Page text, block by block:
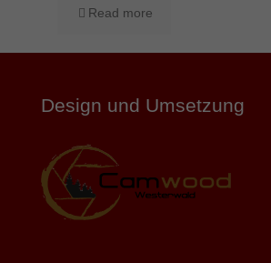
Read more
Design und Umsetzung